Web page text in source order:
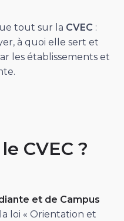
tout sur la CVEC :
à quoi elle sert et
les établissements et
CVEC ?
et de Campus
loi « Orientation et